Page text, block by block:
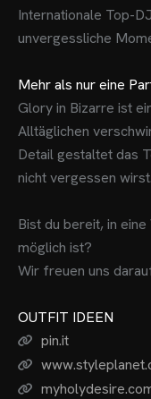
Internationale Top-
unvergessliche
Mehr als nur eine
Glory in Bizarre ist
Alltäglichen
Detail gestaltet das
nicht vergessen wirst.
Bist du bereit, in
möglich ist?
Wir freuen uns
OUTFIT IDEEN
pin.it